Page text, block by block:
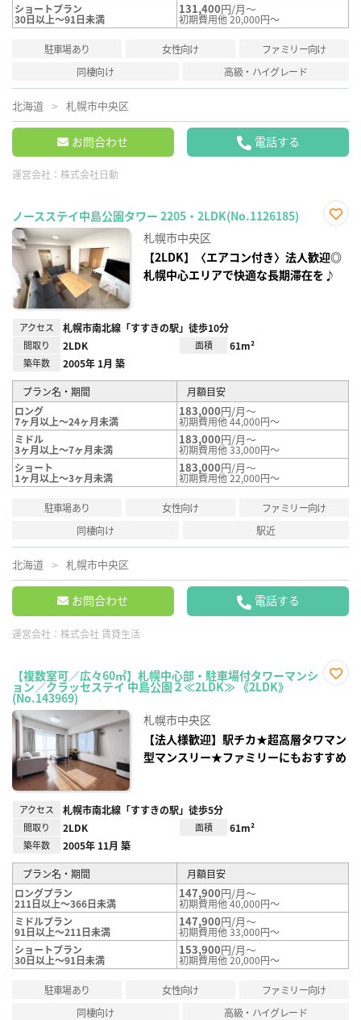
ショートプラン
30日以上～91日未満
131,400円/月～
初期費用他 20,000円～
駐車場あり 女性向け
ファミリー向け
同棲向け
高級・ハイグレード
北海道 札幌市中央区
お問合わせ 電話する
運営会社： 株式会社日動
ノースステイ中島公園タワー 2205・2LDK(No.1126185)
り登
録
札幌市中央区
【2LDK】〈エアコン付き〉法人歓迎◎
札幌中心エリアで快適な長期滞在を♪
アクセス 札幌市南北線「すすきの駅」徒歩10分
間取り 2LDK 面積 61m²
築年数 2005年 1月 築
プラン名・期間
月額目安
ロング
7ヶ月以上～24ヶ月未満
183,000円/月～
初期費用他 44,000円～
ミドル
3ヶ月以上～7ヶ月未満
183,000円/月～
初期費用他 33,000円～
ショート
1ヶ月以上～3ヶ月未満
183,000円/月～
初期費用他 22,000円～
駐車場あり 女性向け
ファミリー向け
同棲向け
駅近
北海道 札幌市中央区
お問合わせ 電話する
運営会社： 株式会社 賃貸生活
【複数室可／広々60㎡】札幌中心部・駐車場付タワーマンシ
ョン／クラッセステイ 中島公園２≪2LDK≫ 《2LDK》
(No.143969)
札幌市中央区
【法人様歓迎】駅チカ★超高層タワマン
型マンスリー★ファミリーにもおすすめ
アクセス 札幌市南北線「すすきの駅」徒歩5分
間取り 2LDK 面積 61m²
築年数 2005年 11月 築
プラン名・期間
月額目安
ロングプラン
211日以上～366日未満
147,900円/月～
初期費用他 40,000円～
ミドルプラン
91日以上～211日未満
147,900円/月～
初期費用他 33,000円～
ショートプラン
30日以上～91日未満
153,900円/月～
初期費用他 20,000円～
駐車場あり 女性向け
ファミリー向け
同棲向け
高級・ハイグレード